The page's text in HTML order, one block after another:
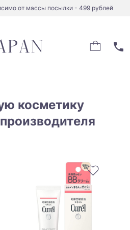
от массы посылки - 499 рублей
косметику